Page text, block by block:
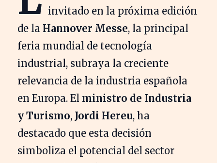
invitado en la próxima edición
de la Hannover Messe, la principal
feria mundial de tecnología
industrial, subraya la creciente
relevancia de la industria española
en Europa. El ministro de Industria
y Turismo, Jordi Hereu, ha
destacado que esta decisión
simboliza el potencial del sector